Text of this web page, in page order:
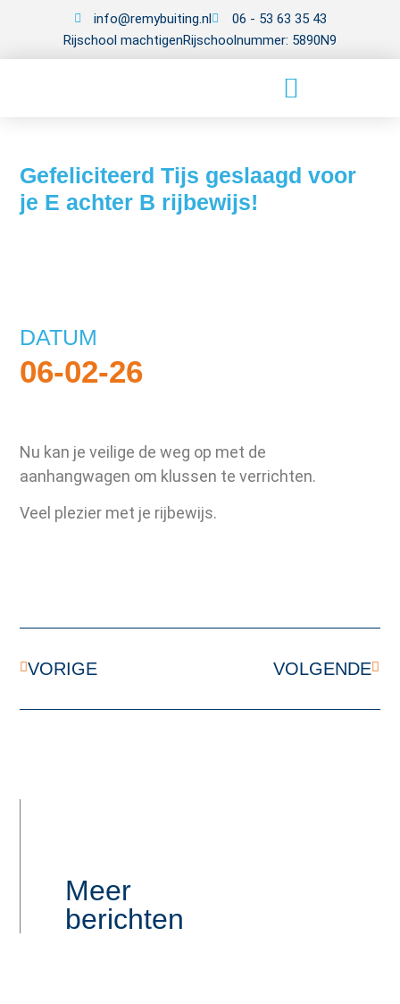
info@remybuiting.nl
06 - 53 63 35 43
Rijschool machtigenRijschoolnummer: 5890N9
Gefeliciteerd Tijs geslaagd voor
je E achter B rijbewijs!
DATUM
06-02-26
Nu kan je veilige de weg op met de
aanhangwagen om klussen te verrichten.
Veel plezier met je rijbewijs.
VORIGE VOLGENDE
Meer
berichten